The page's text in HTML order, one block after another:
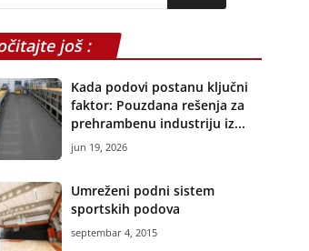
još :
Kada podovi postanu ključni
faktor: Pouzdana rešenja za
prehrambenu industriju iz...
jun 19, 2026
Umreženi podni sistem
sportskih podova
septembar 4, 2015